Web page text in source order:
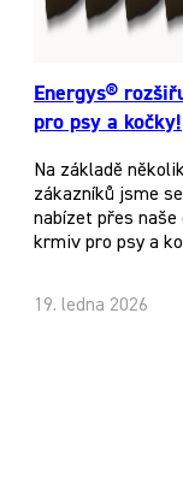
Energys®
pro psy a kočky!
Na základě
zákazníků jsme
nabízet přes
krmiv pro psy a
19. ledna 2026